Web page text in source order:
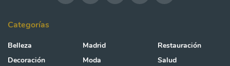
Categorías
Belleza
Decoración
Madrid
Moda
Restauración
Salud